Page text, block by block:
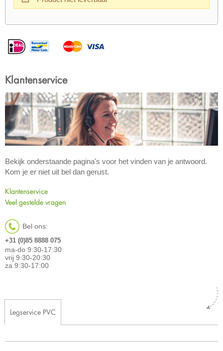
Klantenservice
Bekijk onderstaande pagina's voor het vinden van je antwoord.
Kom je er niet uit bel dan gerust.
Klantenservice
Veel gestelde vragen
Bel ons:
+31 (0)85 8888 075
ma-do 9:30-17:30
vrij 9:30-20:30
za 9:30-17:00
Legservice PVC